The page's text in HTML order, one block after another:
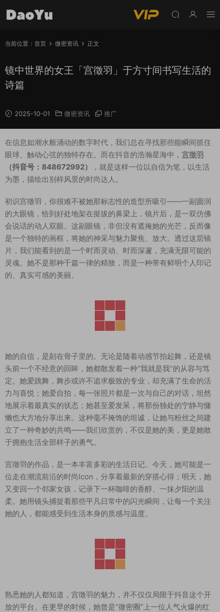
当前位置： 首页 微密资讯 正文
镜中世界的女王「宫徵羽」于方寸间书写生活的
诗篇
2025-10-01 微密资讯 推广
在信息如潮水般涌动的数字时代，我们总在寻找那些能瞬间抓住
眼球、触动心弦的独特存在。而在抖音的浩瀚星海中， 宫徵羽
（抖音号：848672992）
，就是这样一位以自信为笔，以生活
为墨，描绘出别样风景的时尚达人。
初识宫徵羽，你很难不被她那标志性的造型所吸引——一副圆润
的大眼镜，恰到好处地架在挺拔的鼻梁上，镜片后，是一双仿佛
会说话的动人双眼。这副眼镜，非但没有遮掩她的光芒，反而像
是一个独特的画框，将她的神采与魅力聚焦、放大。透过这层镜
片，我们能看到的是一个时而灵动、时而深邃，充满无限可能的
灵魂。她不是那种千篇一律的精致，而是一种带有鲜明个人印记
的、真实可感的美丽。
她的自信，是刻在骨子里的。无论是随着动感节拍起舞，还是镜
头前一个不经意的回眸，她都散发着一种“我就是我”的从容与笃
定。她爱跳舞，舞步或许不追求极致的专业，却充满了生命的活
力与喜悦；她爱自拍，每一张照片都是一次与自己的对话，坦然
地展示着最真实的状态；她甚至爱发呆，将那份独处的宁静与慵
懒也大方地分享出来。这种毫不掩饰的坦诚，让她与粉丝之间建
立了一种奇妙的共鸣——我们欣赏的，不仅是她的美，更是她敢
于拥抱生活全部样子的勇气。
宫徵羽的作品，是一本丰富多彩的生活日记。今天，她可能是一
位走在潮流前沿的时尚Icon，分享着最新的穿搭心得；明天，她
又变回一个邻家女孩，记录下一杯咖啡的香醇、一抹夕阳的温
柔。她用镜头捕捉着那些平凡日常中的闪光瞬间，让每一个关注
她的人，都能感受到生活本身的质感与温度。
熟悉她的人都知道，宫徵羽的魅力，并不仅仅局限于抖音这个开
放的平台。在更早的时候，她曾是“微密圈”上一位人气火爆的红